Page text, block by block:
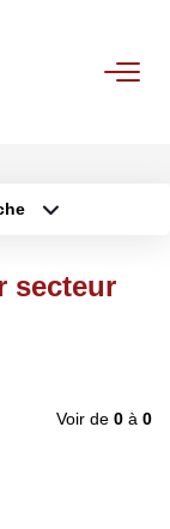
secteur
Voir de 0 à 0